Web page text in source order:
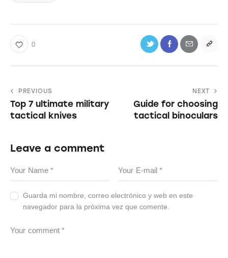
0
PREVIOUS
Top 7 ultimate military
tactical knives
NEXT
Guide for choosing
tactical binoculars
Leave a comment
Guarda mi nombre, correo electrónico y web en este
navegador para la próxima vez que comente.